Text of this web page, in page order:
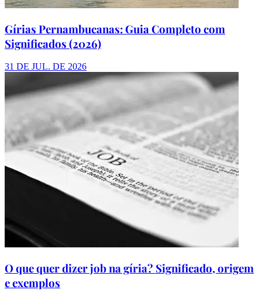
Gírias Pernambucanas: Guia Completo com
Significados (2026)
31 DE JUL. DE 2026
O que quer dizer job na gíria? Significado, origem
e exemplos